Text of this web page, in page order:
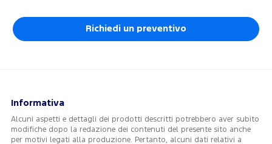
Richiedi un preventivo
Informativa
Alcuni aspetti e dettagli dei prodotti descritti potrebbero aver subito
modifiche dopo la redazione dei contenuti del presente sito anche
per motivi legati alla produzione. Pertanto, alcuni dati relativi a